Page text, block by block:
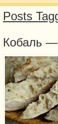
Posts
Кобаль —